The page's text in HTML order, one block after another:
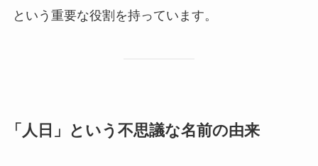
という重要な役割を持っています。
「人日」という不思議な名前の由来